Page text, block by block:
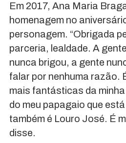
Em 2017, Ana Maria
homenagem no
personagem. “Obrigada
parceria, lealdade. A
nunca brigou, a gente
falar por nenhuma razão.
mais fantásticas da
do meu papagaio que
também é Louro José. É
disse.